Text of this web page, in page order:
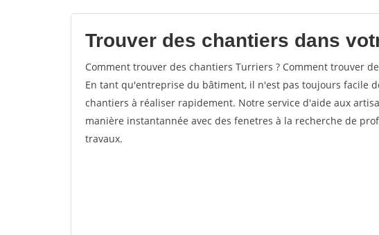
Trouver des chantiers dans
Comment trouver des chantiers Turriers ? Comment trouver
En tant qu'entreprise du bâtiment, il n'est pas toujours facile
chantiers à réaliser rapidement. Notre service d'aide aux
manière instantannée avec des fenetres à la recherche de
travaux.